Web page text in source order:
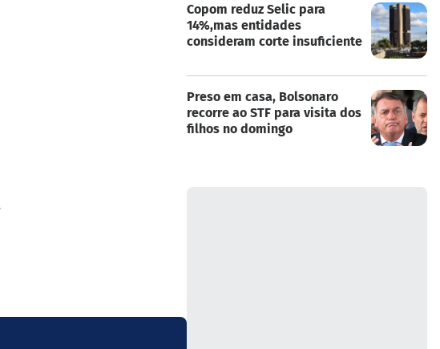
Copom reduz Selic para
14%,mas entidades
consideram corte insuficiente
Preso em casa, Bolsonaro
recorre ao STF para visita dos
filhos no domingo